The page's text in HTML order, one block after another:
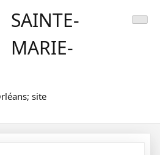
SAINTE-
MARIE-
site